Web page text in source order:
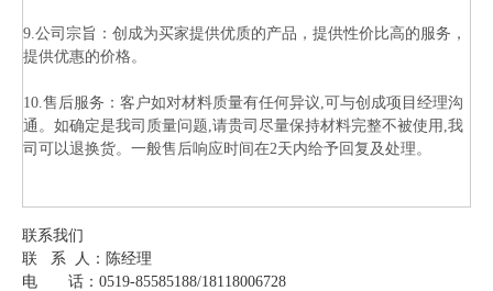
9.公司宗旨：创成为买家提供优质的产品，提供性价比高的服务，
提供优惠的价格。
10.售后服务：客户如对材料质量有任何异议,可与创成项目经理沟
通。如确定是我司质量问题,请贵司尽量保持材料完整不被使用,我
司可以退换货。一般售后响应时间在2天内给予回复及处理。
联系我们
联 系 人：陈经理
电 话：0519-85585188/18118006728